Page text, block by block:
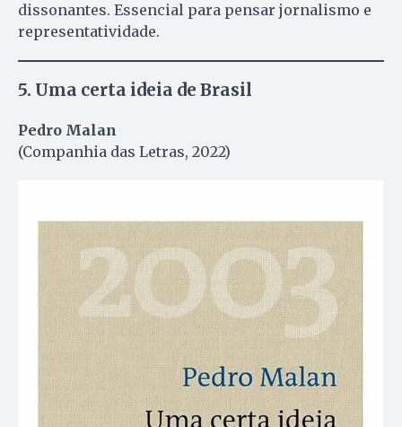
dissonantes. Essencial para pensar jornalismo e
representatividade.
5. Uma certa ideia de Brasil
Pedro Malan
(Companhia das Letras, 2022)